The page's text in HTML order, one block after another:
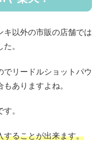
キ以外の市販の店舗では
。
でリードルショットパウ
ありますよね。
。
することが出来ます。